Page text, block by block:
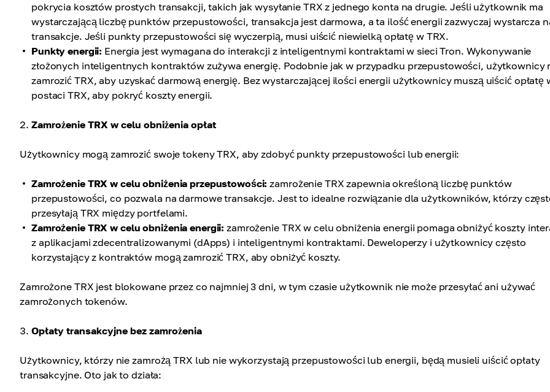
pokrycia kosztów prostych transakcji, takich jak wysyłanie TRX z jednego konta na drugie. Jeśli użytkownik ma
wystarczającą liczbę punktów przepustowości, transakcja jest darmowa, a ta ilość energii zazwyczaj wystarcza
transakcje. Jeśli punkty przepustowości się wyczerpią, musi uiścić niewielką opłatę w TRX.
Punkty energii: Energia jest wymagana do interakcji z inteligentnymi kontraktami w sieci Tron. Wykonywanie
złożonych inteligentnych kontraktów zużywa energię. Podobnie jak w przypadku przepustowości, użytkownicy
zamrozić TRX, aby uzyskać darmową energię. Bez wystarczającej ilości energii użytkownicy muszą uiścić opłatę
postaci TRX, aby pokryć koszty energii.
Zamrożenie TRX w celu obniżenia opłat
Użytkownicy mogą zamrozić swoje tokeny TRX, aby zdobyć punkty przepustowości lub energii:
Zamrożenie TRX w celu obniżenia przepustowości: zamrożenie TRX zapewnia określoną liczbę punktów
przepustowości, co pozwala na darmowe transakcje. Jest to idealne rozwiązanie dla użytkowników, którzy
przesyłają TRX między portfelami.
Zamrożenie TRX w celu obniżenia energii: zamrożenie TRX w celu obniżenia energii pomaga obniżyć koszty
z aplikacjami zdecentralizowanymi (dApps) i inteligentnymi kontraktami. Deweloperzy i użytkownicy często
korzystający z kontraktów mogą zamrozić TRX, aby obniżyć koszty.
Zamrożone TRX jest blokowane przez co najmniej 3 dni, w tym czasie użytkownik nie może przesyłać ani używać
zamrożonych tokenów.
Opłaty transakcyjne bez zamrożenia
Użytkownicy, którzy nie zamrożą TRX lub nie wykorzystają przepustowości lub energii, będą musieli uiścić opłaty
transakcyjne. Oto jak to działa: